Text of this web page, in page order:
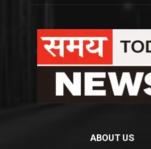
ABOUT US